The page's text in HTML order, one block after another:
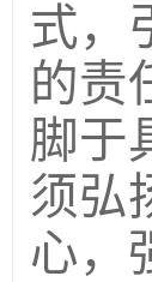
式，
的责
脚于
须弘
心，